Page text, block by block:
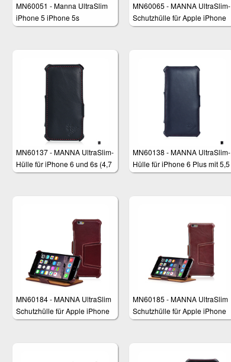
MN60051 - Manna UltraSlim
iPhone 5 iPhone 5s
Schutzhülle mit Standfunktion
MN60065 - MANNA UltraSlim-
Schutzhülle für Apple iPhone
5 und iPhone 5s aus
MN60137 - MANNA UltraSlim-
Hülle für iPhone 6 und 6s (4,7
Zoll)
MN60138 - MANNA UltraSlim-
Hülle für iPhone 6 Plus mit 5,5
Zoll
MN60184 - MANNA UltraSlim
Schutzhülle für Apple iPhone
6 (4,7 Zoll)
MN60185 - MANNA UltraSlim
Schutzhülle für Apple iPhone
6 Plus (5,5 Zoll)